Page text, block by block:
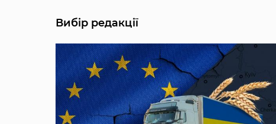
Вибір редакції